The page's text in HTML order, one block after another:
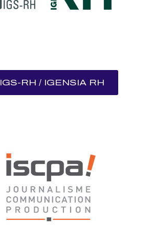
IGS-RH / IGENSIA RH